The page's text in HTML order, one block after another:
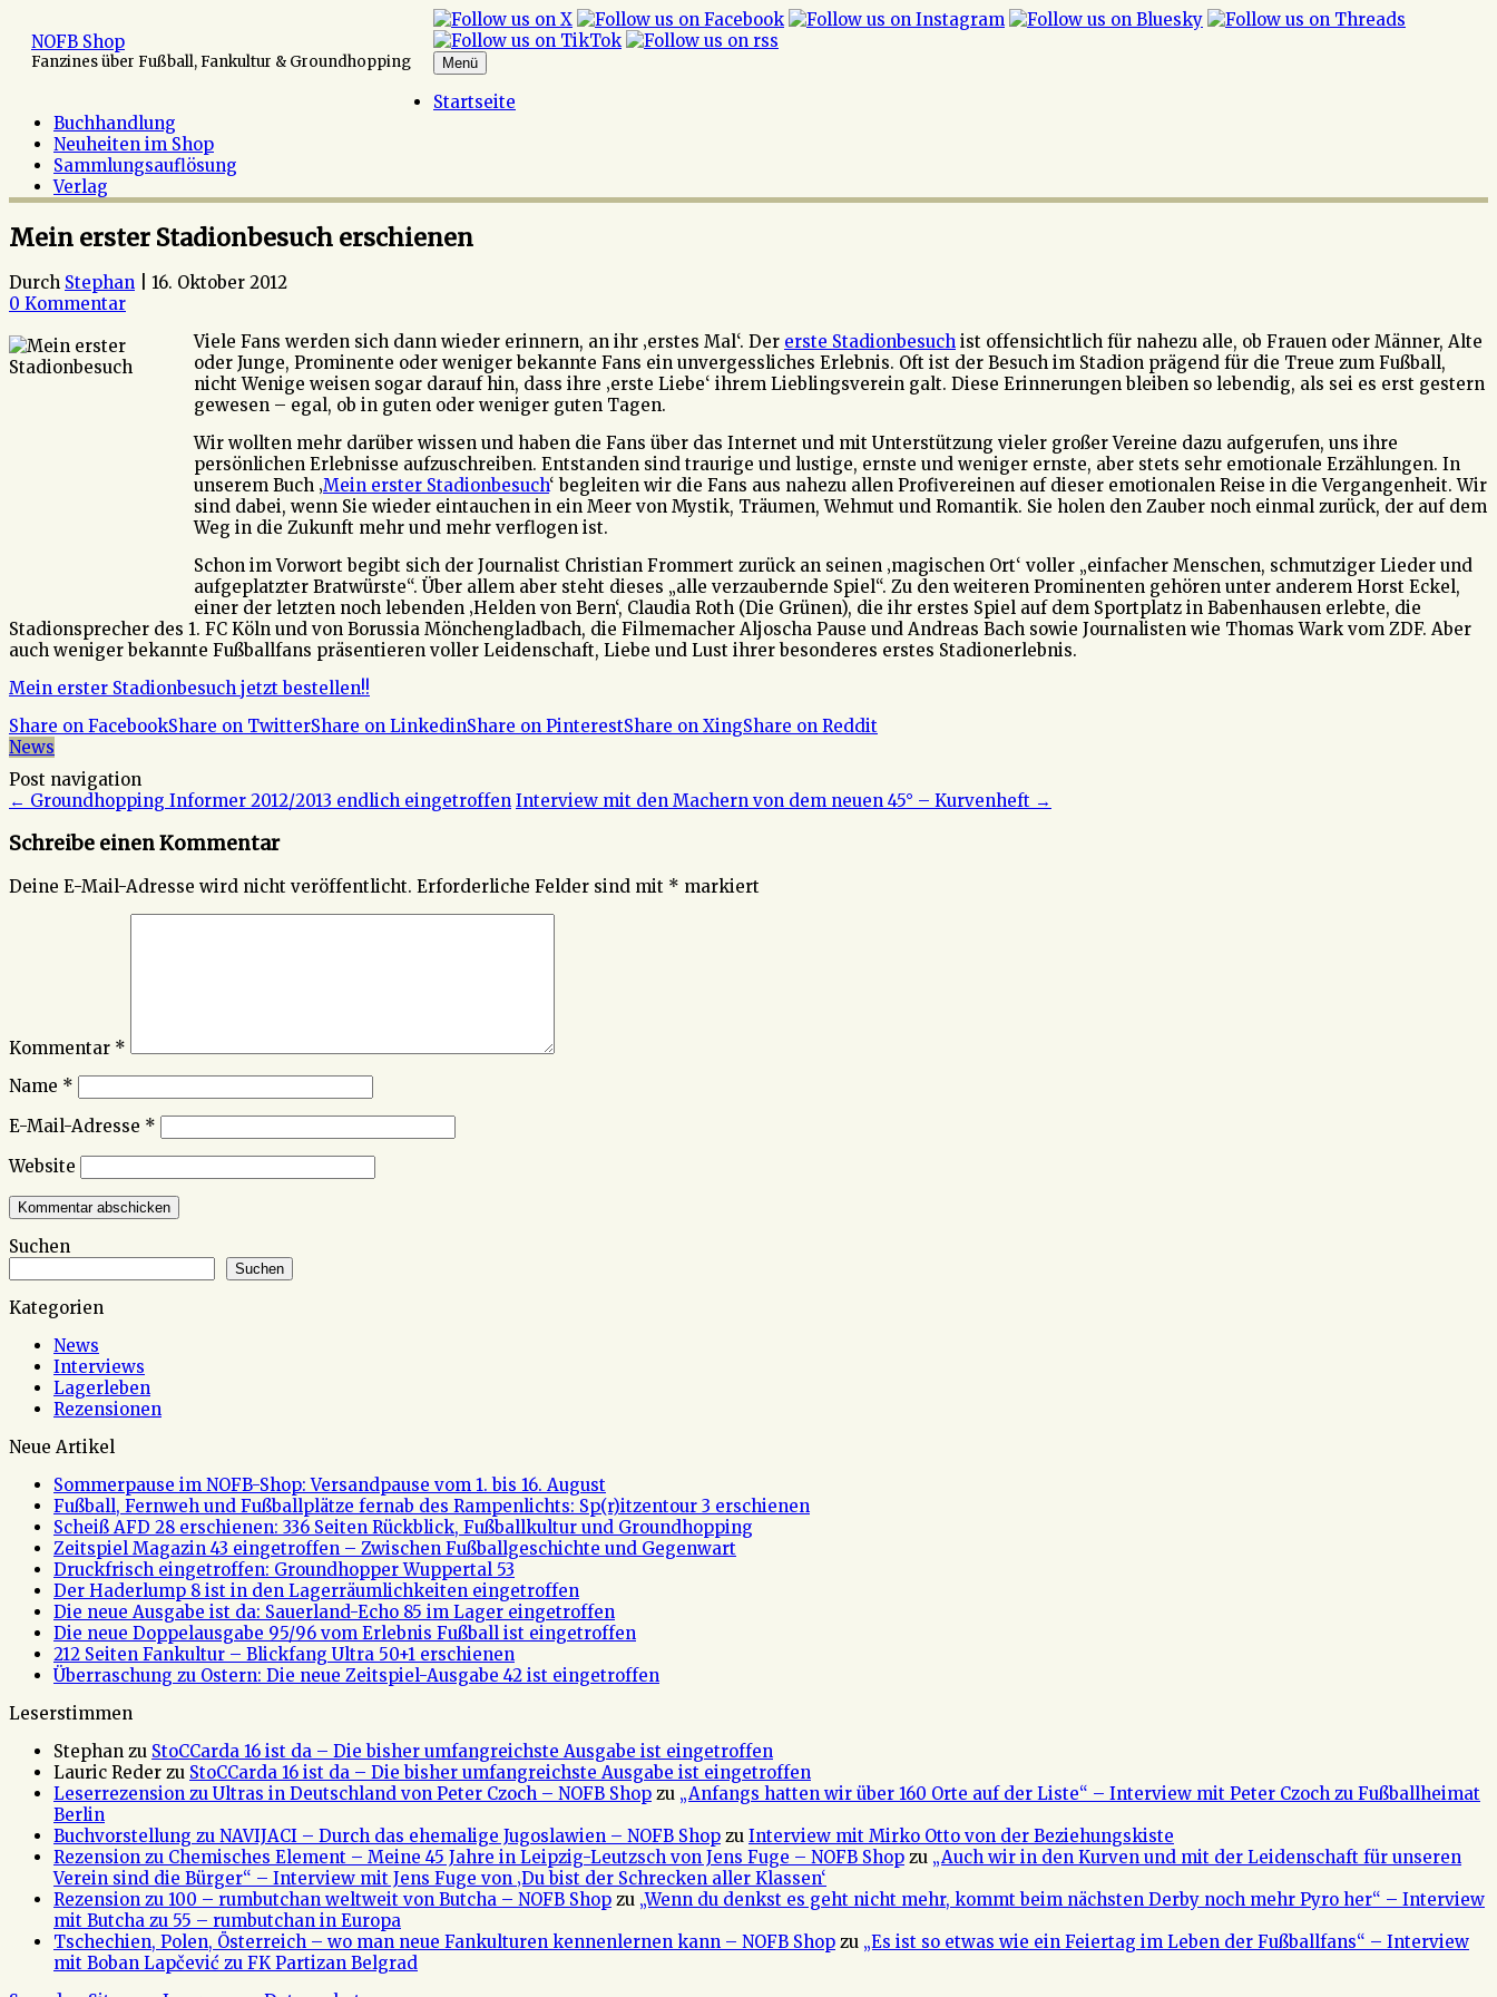
Inhalt
springen
NOFB Shop
Fanzines über Fußball, Fankultur & Groundhopping Menü
Startseite
Buchhandlung
Neuheiten im Shop
Sammlungsauflösung
Verlag
Mein erster Stadionbesuch erschienen
Durch Stephan
16. Oktober 2012
0 Kommentar
Viele Fans werden sich dann wieder erinnern, an ihr ‚erstes Mal‘. Der erste Stadionbesuch ist offensichtlich für nahezu alle, ob Frauen oder Männer, Alte
oder Junge, Prominente oder weniger bekannte Fans ein unvergessliches Erlebnis. Oft ist der Besuch im Stadion prägend für die Treue zum Fußball,
nicht Wenige weisen sogar darauf hin, dass ihre ‚erste Liebe‘ ihrem Lieblingsverein galt. Diese Erinnerungen bleiben so lebendig, als sei es erst gestern
gewesen – egal, ob in guten oder weniger guten Tagen.
Wir wollten mehr darüber wissen und haben die Fans über das Internet und mit Unterstützung vieler großer Vereine dazu aufgerufen, uns ihre
persönlichen Erlebnisse aufzuschreiben. Entstanden sind traurige und lustige, ernste und weniger ernste, aber stets sehr emotionale Erzählungen. In
unserem Buch ‚Mein erster Stadionbesuch‘ begleiten wir die Fans aus nahezu allen Profivereinen auf dieser emotionalen Reise in die Vergangenheit. Wir
sind dabei, wenn Sie wieder eintauchen in ein Meer von Mystik, Träumen, Wehmut und Romantik. Sie holen den Zauber noch einmal zurück, der auf dem
Weg in die Zukunft mehr und mehr verflogen ist.
Schon im Vorwort begibt sich der Journalist Christian Frommert zurück an seinen ‚magischen Ort‘ voller „einfacher Menschen, schmutziger Lieder und
aufgeplatzter Bratwürste“. Über allem aber steht dieses „alle verzaubernde Spiel“. Zu den weiteren Prominenten gehören unter anderem Horst Eckel,
einer der letzten noch lebenden ‚Helden von Bern‘, Claudia Roth (Die Grünen), die ihr erstes Spiel auf dem Sportplatz in Babenhausen erlebte, die
Stadionsprecher des 1. FC Köln und von Borussia Mönchengladbach, die Filmemacher Aljoscha Pause und Andreas Bach sowie Journalisten wie Thomas Wark vom ZDF. Aber
auch weniger bekannte Fußballfans präsentieren voller Leidenschaft, Liebe und Lust ihrer besonderes erstes Stadionerlebnis.
Mein erster Stadionbesuch jetzt bestellen!!
Share on FacebookShare on TwitterShare on LinkedinShare on PinterestShare on XingShare on Reddit
News
Post navigation
← Groundhopping Informer 2012/2013 endlich eingetroffen Interview mit den Machern von dem neuen 45° – Kurvenheft →
Schreibe einen Kommentar
Deine E-Mail-Adresse wird nicht veröffentlicht. Erforderliche Felder sind mit * markiert
Kommentar *
Name *
E-Mail-Adresse *
Website
Suchen
Suchen
Kategorien
News
Interviews
Lagerleben
Rezensionen
Neue Artikel
Sommerpause im NOFB-Shop: Versandpause vom 1. bis 16. August
Fußball, Fernweh und Fußballplätze fernab des Rampenlichts: Sp(r)itzentour 3 erschienen
Scheiß AFD 28 erschienen: 336 Seiten Rückblick, Fußballkultur und Groundhopping
Zeitspiel Magazin 43 eingetroffen – Zwischen Fußballgeschichte und Gegenwart
Druckfrisch eingetroffen: Groundhopper Wuppertal 53
Der Haderlump 8 ist in den Lagerräumlichkeiten eingetroffen
Die neue Ausgabe ist da: Sauerland-Echo 85 im Lager eingetroffen
Die neue Doppelausgabe 95/96 vom Erlebnis Fußball ist eingetroffen
212 Seiten Fankultur – Blickfang Ultra 50+1 erschienen
Überraschung zu Ostern: Die neue Zeitspiel-Ausgabe 42 ist eingetroffen
Leserstimmen
Stephan zu StoCCarda 16 ist da – Die bisher umfangreichste Ausgabe ist eingetroffen
Lauric Reder zu StoCCarda 16 ist da – Die bisher umfangreichste Ausgabe ist eingetroffen
Leserrezension zu Ultras in Deutschland von Peter Czoch – NOFB Shop zu „Anfangs hatten wir über 160 Orte auf der Liste“ – Interview mit Peter Czoch zu Fußballheimat
Berlin
Buchvorstellung zu NAVIJACI – Durch das ehemalige Jugoslawien – NOFB Shop zu Interview mit Mirko Otto von der Beziehungskiste
Rezension zu Chemisches Element – Meine 45 Jahre in Leipzig-Leutzsch von Jens Fuge – NOFB Shop zu „Auch wir in den Kurven und mit der Leidenschaft für unseren
Verein sind die Bürger“ – Interview mit Jens Fuge von ‚Du bist der Schrecken aller Klassen‘
Rezension zu 100 – rumbutchan weltweit von Butcha – NOFB Shop zu „Wenn du denkst es geht nicht mehr, kommt beim nächsten Derby noch mehr Pyro her“ – Interview
mit Butcha zu 55 – rumbutchan in Europa
Tschechien, Polen, Österreich – wo man neue Fankulturen kennenlernen kann – NOFB Shop zu „Es ist so etwas wie ein Feiertag im Leben der Fußballfans“ – Interview
mit Boban Lapčević zu FK Partizan Belgrad